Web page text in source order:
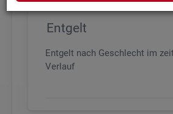
Entgelt
Entgelt nach Geschlecht im
Verlauf